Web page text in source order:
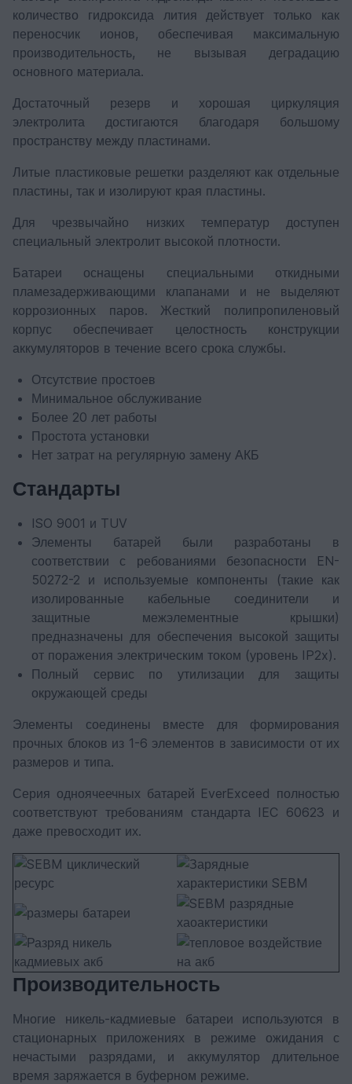
количество гидроксида лития действует только как
переносчик ионов, обеспечивая максимальную
производительность, не вызывая деградацию
основного материала.
Достаточный резерв и хорошая циркуляция
электролита достигаются благодаря большому
пространству между пластинами.
Литые пластиковые решетки разделяют как отдельные
пластины, так и изолируют края пластины.
Для чрезвычайно низких температур доступен
специальный электролит высокой плотности.
Батареи оснащены специальными откидными
пламезадерживающими клапанами и не выделяют
коррозионных паров. Жесткий полипропиленовый
корпус обеспечивает целостность конструкции
аккумуляторов в течение всего срока службы.
Отсутствие простоев
Минимальное обслуживание
Более 20 лет работы
Простота установки
Нет затрат на регулярную замену АКБ
Стандарты
ISO 9001 и TUV
Элементы батарей были разработаны в
соответствии с ребованиями безопасности EN-
50272-2 и используемые компоненты (такие как
изолированные кабельные соединители и
защитные межэлементные крышки)
предназначены для обеспечения высокой защиты
от поражения электрическим током (уровень IP2x).
Полный сервис по утилизации для защиты
окружающей среды
Элементы соединены вместе для формирования
прочных блоков из 1-6 элементов в зависимости от их
размеров и типа.
Серия одноячеечных батарей EverExceed полностью
соответствуют требованиям стандарта IEC 60623 и
даже превосходит их.
Производительность
Многие никель-кадмиевые батареи используются в
стационарных приложениях в режиме ожидания с
нечастыми разрядами, и аккумулятор длительное
время заряжается в буферном режиме.